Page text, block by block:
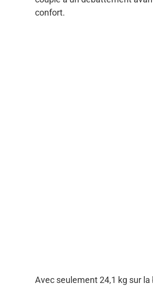
confort.
Avec seulement 24,1 kg sur